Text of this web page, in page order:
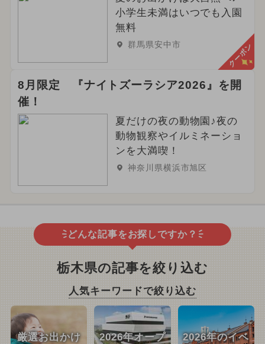
小学生未満はいつでも入園
無料
群馬県安中市 クーポン
8月限定 『ナイトズーラシア2026』を開
催！
夏だけの夜の動物園♪夜の
動物観察やイルミネーショ
ンを大満喫！
神奈川県横浜市旭区
どんな記事をお探しですか？
栃木県の記事を絞り込む
人気キーワードで絞り込む
厳選お出かけ
2026年オープ
2026年のイベ